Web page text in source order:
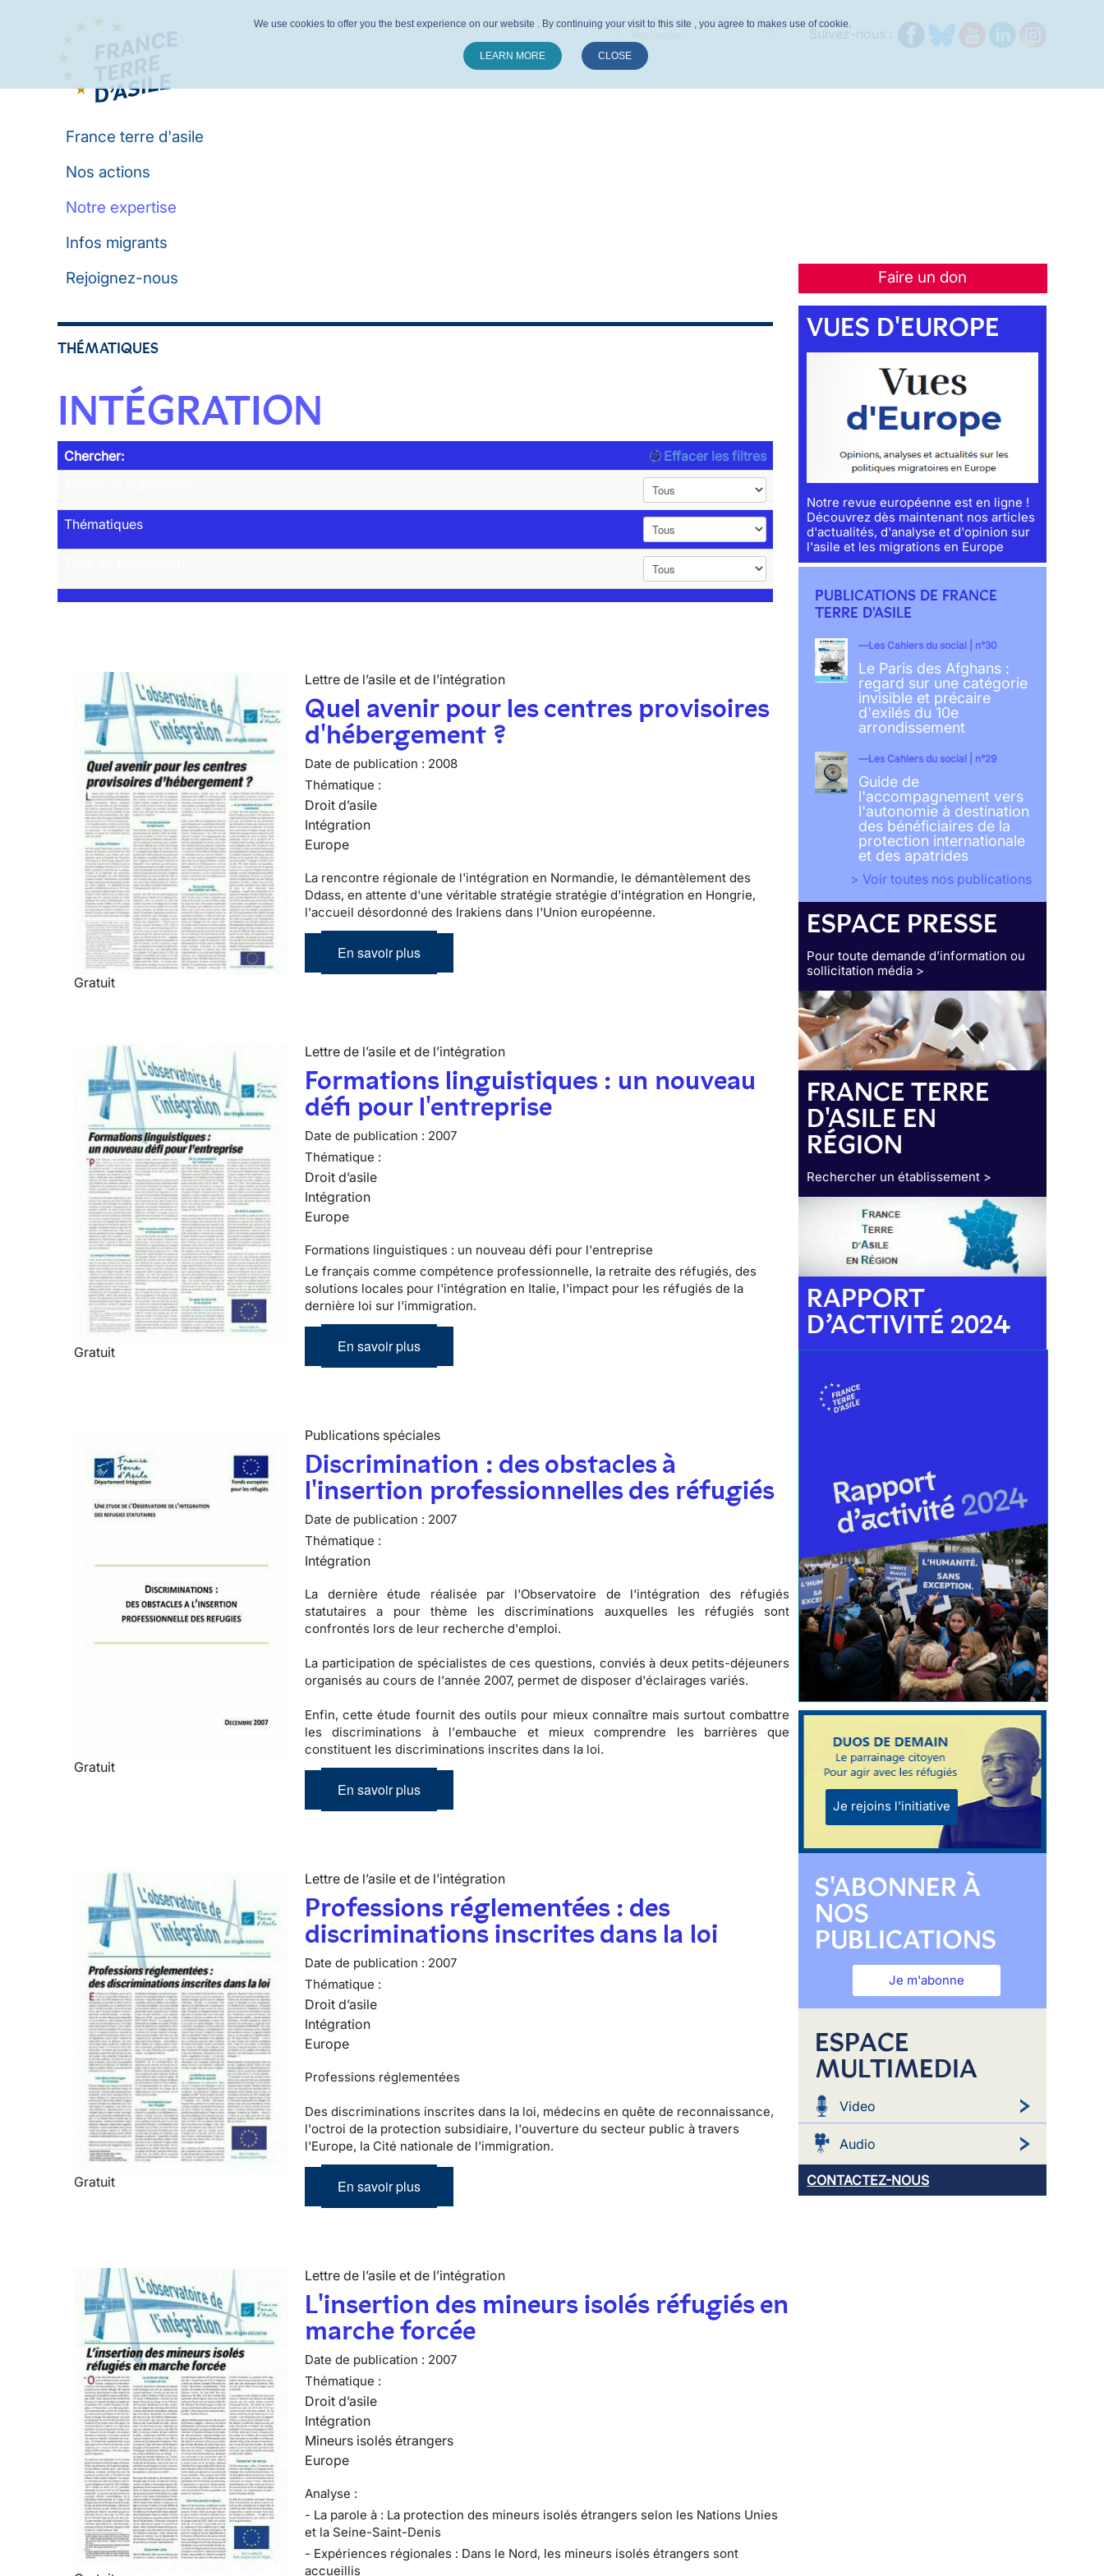
France terre d'asile
Nos actions
Notre expertise
Infos migrants
Faire un don
Rejoignez-nous
THÉMATIQUES
INTÉGRATION
Chercher:
Effacer les filtres
Thématiques
Gratuit
Lettre de l’asile et de l’intégration
Quel avenir pour les centres provisoires
d'hébergement ?
Date de publication : 2008
Thématique :
Droit d’asile
Intégration
Europe
La rencontre régionale de l'intégration en Normandie, le démantèlement des
Ddass, en attente d'une véritable stratégie stratégie d'intégration en Hongrie,
l'accueil désordonné des Irakiens dans l'Union européenne.
En savoir plus
Gratuit
Lettre de l’asile et de l’intégration
Formations linguistiques : un nouveau
défi pour l'entreprise
Date de publication : 2007
Thématique :
Droit d’asile
Intégration
Europe
Formations linguistiques : un nouveau défi pour l'entreprise
Le français comme compétence professionnelle, la retraite des réfugiés, des
solutions locales pour l'intégration en Italie, l'impact pour les réfugiés de la
dernière loi sur l'immigration.
En savoir plus
Gratuit
Publications spéciales
Discrimination : des obstacles à
l'insertion professionnelles des réfugiés
Date de publication : 2007
Thématique :
Intégration
La dernière étude réalisée par l'Observatoire de l'intégration des réfugiés
statutaires a pour thème les discriminations auxquelles les réfugiés sont
confrontés lors de leur recherche d'emploi.
La participation de spécialistes de ces questions, conviés à deux petits-déjeuners
organisés au cours de l'année 2007, permet de disposer d'éclairages variés.
Enfin, cette étude fournit desoutils pour mieux connaître mais surtout combattre
lesdiscriminations à l'embauche et mieux comprendre les barrières que
constituent lesdiscriminations inscrites dans la loi.
En savoir plus
Gratuit
Lettre de l’asile et de l’intégration
Professions réglementées : des
discriminations inscrites dans la loi
Date de publication : 2007
Thématique :
Droit d’asile
Intégration
Europe
Professions réglementées
Des discriminations inscrites dans la loi, médecins en quête de reconnaissance,
l'octroi de la protection subsidiaire, l'ouverture du secteur public à travers
l'Europe, la Cité nationale de l'immigration.
En savoir plus
Lettre de l’asile et de l’intégration
L'insertion des mineurs isolés réfugiés en
marche forcée
Date de publication : 2007
Thématique :
Droit d’asile
Intégration
Mineurs isolés étrangers
Europe
Analyse :
- La parole à : La protection des mineurs isolés étrangers selon les Nations Unies
et la Seine-Saint-Denis
- Expériences régionales : Dans le Nord, les mineurs isolés étrangers sont
accueillis
VUES D'EUROPE
Notre revue européenne est en ligne !
Découvrez dès maintenant nos articles
d'actualités, d'analyse et d'opinion sur
l'asile et les migrations en Europe
PUBLICATIONS DE FRANCE
TERRE D'ASILE
Les Cahiers du social | n°30
Le Paris des Afghans :
regard sur une catégorie
invisible et précaire
d'exilés du 10e
arrondissement
Les Cahiers du social | n°29
Guide de
l'accompagnement vers
l'autonomie à destination
des bénéficiaires de la
protection internationale
et des apatrides
> Voir toutes nos publications
ESPACE PRESSE
Pour toute demande d’information ou
sollicitation média >
FRANCE TERRE
D'ASILE EN
RÉGION
Rechercher un établissement >
RAPPORT
D’ACTIVITÉ 2024
Je rejoins l'initiative
S'ABONNER À
NOS
PUBLICATIONS
Je m'abonne
ESPACE
MULTIMEDIA
Video
Audio
CONTACTEZ-NOUS
We use cookies to offer you the best experience on our website . By continuing your visit to this site , you agree to makes use of cookie.
LEARN MORE CLOSE